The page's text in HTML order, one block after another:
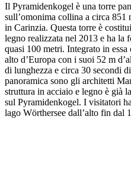
Il Pyramidenkogel è una torre
sull’omonima collina a circa 851
in Carinzia. Questa torre è
legno realizzata nel 2013 e ha la
quasi 100 metri. Integrato in
alto d’Europa con i suoi 52 m
di lunghezza e circa 30 secondi
panoramica sono gli architetti
struttura in acciaio e legno è già
sul Pyramidenkogel. I visitatori
lago Wörthersee dall’alto fin dal